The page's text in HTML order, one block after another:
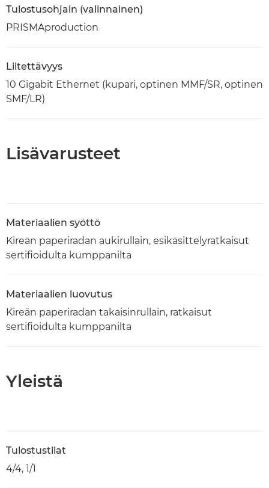
Tulostusohjain (valinnainen)
PRISMAproduction
Liitettävyys
10 Gigabit Ethernet (kupari, optinen MMF/SR, optinen
SMF/LR)
Lisävarusteet
Materiaalien syöttö
Kireän paperiradan aukirullain, esikäsittelyratkaisut
sertifioidulta kumppanilta
Materiaalien luovutus
Kireän paperiradan takaisinrullain, ratkaisut
sertifioidulta kumppanilta
Yleistä
Tulostustilat
4/4, 1/1